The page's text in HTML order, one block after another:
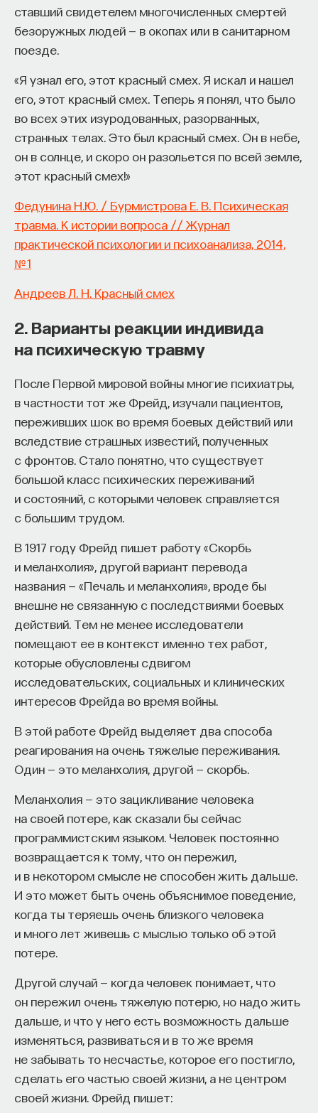
ставший свидетелем многочисленных смертей
безоружных людей — в окопах или в санитарном
поезде.
«Я узнал его, этот красный смех. Я искал и нашел
его, этот красный смех. Теперь я понял, что было
во всех этих изуродованных, разорванных,
странных телах. Это был красный смех. Он в небе,
он в солнце, и скоро он разольется по всей земле,
этот красный смех!»
Федунина Н.Ю. / Бурмистрова Е. В. Психическая
травма. К истории вопроса // Журнал
практической психологии и психоанализа, 2014,
№ 1
Андреев Л. Н. Красный смех
2. Варианты реакции индивида
на психическую травму
После Первой мировой войны многие психиатры,
в частности тот же Фрейд, изучали пациентов,
переживших шок во время боевых действий или
вследствие страшных известий, полученных
с фронтов. Стало понятно, что существует
большой класс психических переживаний
и состояний, с которыми человек справляется
с большим трудом.
В 1917 году Фрейд пишет работу «Скорбь
и меланхолия», другой вариант перевода
названия — «Печаль и меланхолия», вроде бы
внешне не связанную с последствиями боевых
действий. Тем не менее исследователи
помещают ее в контекст именно тех работ,
которые обусловлены сдвигом
исследовательских, социальных и клинических
интересов Фрейда во время войны.
В этой работе Фрейд выделяет два способа
реагирования на очень тяжелые переживания.
Один — это меланхолия, другой — скорбь.
Меланхолия — это зацикливание человека
на своей потере, как сказали бы сейчас
программистским языком. Человек постоянно
возвращается к тому, что он пережил,
и в некотором смысле не способен жить дальше.
И это может быть очень объяснимое поведение,
когда ты теряешь очень близкого человека
и много лет живешь с мыслью только об этой
потере.
Другой случай — когда человек понимает, что
он пережил очень тяжелую потерю, но надо жить
дальше, и что у него есть возможность дальше
изменяться, развиваться и в то же время
не забывать то несчастье, которое его постигло,
сделать его частью своей жизни, а не центром
своей жизни. Фрейд пишет:
У университета четыре цели
«Мы выделили четыре идеологии образования.
дисциплинарного знания, где в центре находится
само знание, а не человек и не рынок труда.
Вторая — формирование определенного типа
человека, например человека, способного
к сложному мышлению. Третья — развитие
общества, вклад в то, каким оно будет.
И четвертая — социальная эффективность,
то есть забота о том, как человек будет работать
за пределами университета и насколько
эффективным окажется в команде и профессии.
предсказать, какие именно рабочие места ждут
выпускника, но сама эта оптика тоже остается
отдельной идеологией. В зависимости от того,
в какой из этих логик работает университет,
у него будут совершенно разные ответы
на вопрос о целях образования».
Университет должен строить
будущее
«Есть представление о том, что университеты
готовят элиту, и отсюда возникает образ сложно
мыслящего, сложно устроенного человека.
Но здесь возникает и другой, гораздо более
трудный вопрос: кто вообще формирует
целеполагание университета и кто задает тот
смысл, на который он работает? Мне кажется,
университет способен быть субъектом —
не просто выполнять внешний заказ,
а самостоятельно выбирать, на какое будущее
он работает. У него должна быть собственная
позиция: сначала определить, какое будущее
в своей деятельности. Когда университет
работает только под заказ, он занимает совсем
другую роль. У классического университета есть
редкая возможность — мыслить на длинной
дистанции и реально влиять на будущее: на то,
как будет мыслить элита, как будет устроена
экономика и как в целом будет разворачиваться
общество».
Знание нельзя просто передать
«Сама проблема гораздо старше, чем может
показаться. Если преподаватель выдает задание,
студент перепоручает его нейросети, а потом
просто приносит готовый текст, это лишь делает
старую проблему совсем уж неустранимой.
Но и привычная университетская схема, в которой
преподаватель что-то рассказал, студент что-то
записал, а затем попытался пересказать это
наизусть, тоже почти не оставляет места для